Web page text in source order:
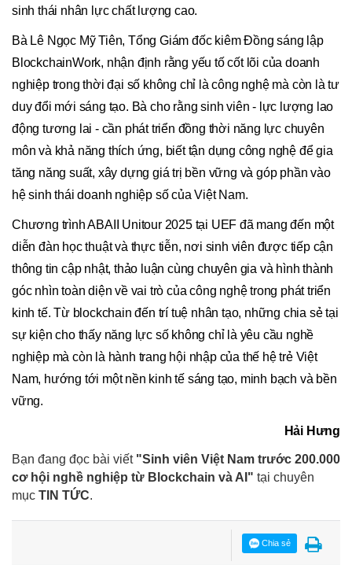
sinh thái nhân lực chất lượng cao.
Bà Lê Ngọc Mỹ Tiên, Tổng Giám đốc kiêm Đồng sáng lập
BlockchainWork, nhận định rằng yếu tố cốt lõi của doanh
nghiệp trong thời đại số không chỉ là công nghệ mà còn là tư
duy đổi mới sáng tạo. Bà cho rằng sinh viên - lực lượng lao
động tương lai - cần phát triển đồng thời năng lực chuyên
môn và khả năng thích ứng, biết tận dụng công nghệ để gia
tăng năng suất, xây dựng giá trị bền vững và góp phần vào
hệ sinh thái doanh nghiệp số của Việt Nam.
Chương trình ABAII Unitour 2025 tại UEF đã mang đến một
diễn đàn học thuật và thực tiễn, nơi sinh viên được tiếp cận
thông tin cập nhật, thảo luận cùng chuyên gia và hình thành
góc nhìn toàn diện về vai trò của công nghệ trong phát triển
kinh tế. Từ blockchain đến trí tuệ nhân tạo, những chia sẻ tại
sự kiện cho thấy năng lực số không chỉ là yêu cầu nghề
nghiệp mà còn là hành trang hội nhập của thế hệ trẻ Việt
Nam, hướng tới một nền kinh tế sáng tạo, minh bạch và bền
vững.
Hải Hưng
Bạn đang đọc bài viết "Sinh viên Việt Nam trước 200.000
cơ hội nghề nghiệp từ Blockchain và AI" tại chuyên
mục TIN TỨC.
Chia sẻ